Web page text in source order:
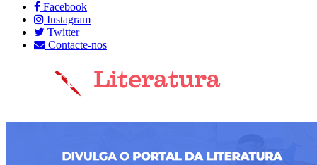
Facebook
Instagram
Twitter
Contacte-nos